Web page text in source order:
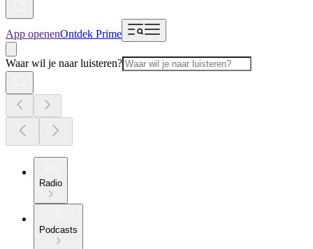
App openenOntdek Prime
Waar wil je naar luisteren?
Radio
Podcasts